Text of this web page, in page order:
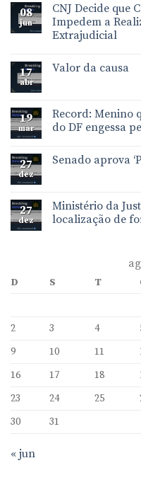
08
jun
CNJ Decide que
Impedem a
Extrajudicial
17
abr
Valor da causa
19
mar
Record: Menino
do DF engessa
27
dez
Senado aprova
27
dez
Ministério da
localização de
D S T
2
3 4
9
10 11
16
17 18
23
24 25
30
31
« jun